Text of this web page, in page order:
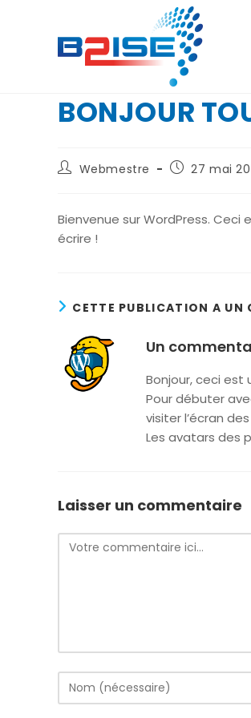
BONJOUR
Auteur/autrice
publication :
Webmestre
Publication
27 mai
Bienvenue sur WordPress.
écrire !
CETTE PUBLICATION A UN
Un
Bonjour, ceci est
Pour débuter
visiter l’écran
Les avatars des
Laisser un commentaire
Comment
Enter
your